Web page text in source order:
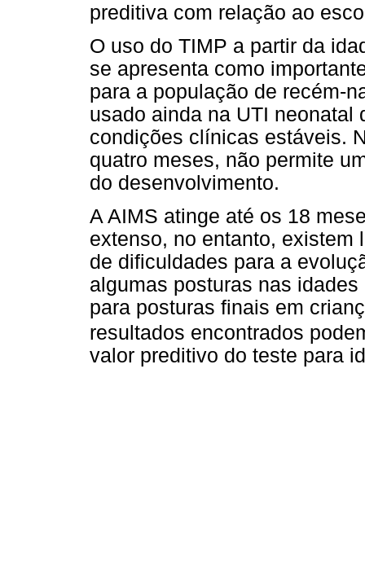
preditiva com relação ao
O uso do TIMP a partir da
se apresenta como
para a população de recém-
usado ainda na UTI neonatal
condições clínicas estáveis.
quatro meses, não permite
do desenvolvimento.
A AIMS atinge até os 18
extenso, no entanto, existem
de dificuldades para a
algumas posturas nas
para posturas finais em
resultados encontrados
valor preditivo do teste para